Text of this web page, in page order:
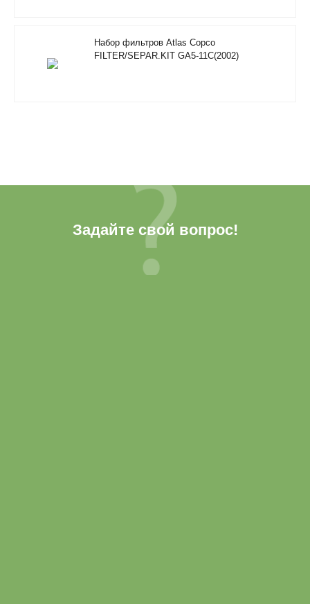
Набор фильтров Atlas Copco
FILTER/SEPAR.KIT GA5-11C(2002)
Задайте свой вопрос!